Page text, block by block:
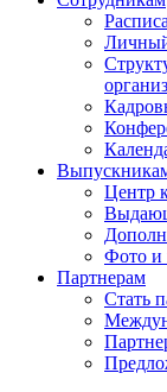
Центр
Фото и
Партнерам
Стать